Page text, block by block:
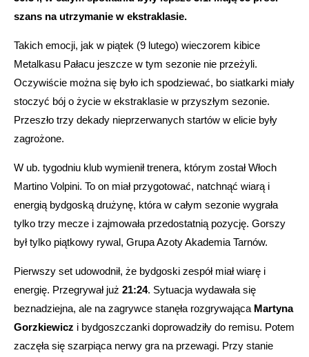
szans na utrzymanie w ekstraklasie.
Takich emocji, jak w piątek (9 lutego) wieczorem kibice
Metalkasu Pałacu jeszcze w tym sezonie nie przeżyli.
Oczywiście można się było ich spodziewać, bo siatkarki miały
stoczyć bój o życie w ekstraklasie w przyszłym sezonie.
Przeszło trzy dekady nieprzerwanych startów w elicie były
zagrożone.
W ub. tygodniu klub wymienił trenera, którym został Włoch
Martino Volpini. To on miał przygotować, natchnąć wiarą i
energią bydgoską drużynę, która w całym sezonie wygrała
tylko trzy mecze i zajmowała przedostatnią pozycję. Gorszy
był tylko piątkowy rywal, Grupa Azoty Akademia Tarnów.
Pierwszy set udowodnił, że bydgoski zespół miał wiarę i
energię. Przegrywał już 21:24. Sytuacja wydawała się
beznadziejna, ale na zagrywce stanęła rozgrywająca Martyna
Gorzkiewicz i bydgoszczanki doprowadziły do remisu. Potem
zaczęła się szarpiąca nerwy gra na przewagi. Przy stanie